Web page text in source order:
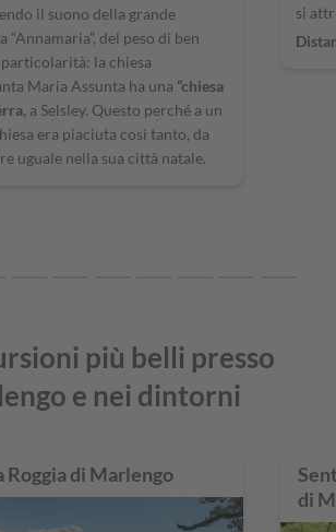
il suono della grande
“Annamaria”, del peso di ben
particolarità: la chiesa
Maria Assunta ha una “chiesa
a Selsley. Questo perché a un
era piaciuta così tanto, da
uguale nella sua città natale.
si
più belli presso
e nei dintorni
Roggia di Marlengo
di